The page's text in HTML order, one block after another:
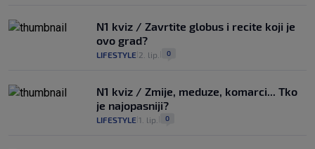
N1 kviz / Zavrtite globus i recite koji je
ovo grad?
LIFESTYLE 2. lip. 0
N1 kviz / Zmije, meduze, komarci... Tko
je najopasniji?
LIFESTYLE 1. lip. 0